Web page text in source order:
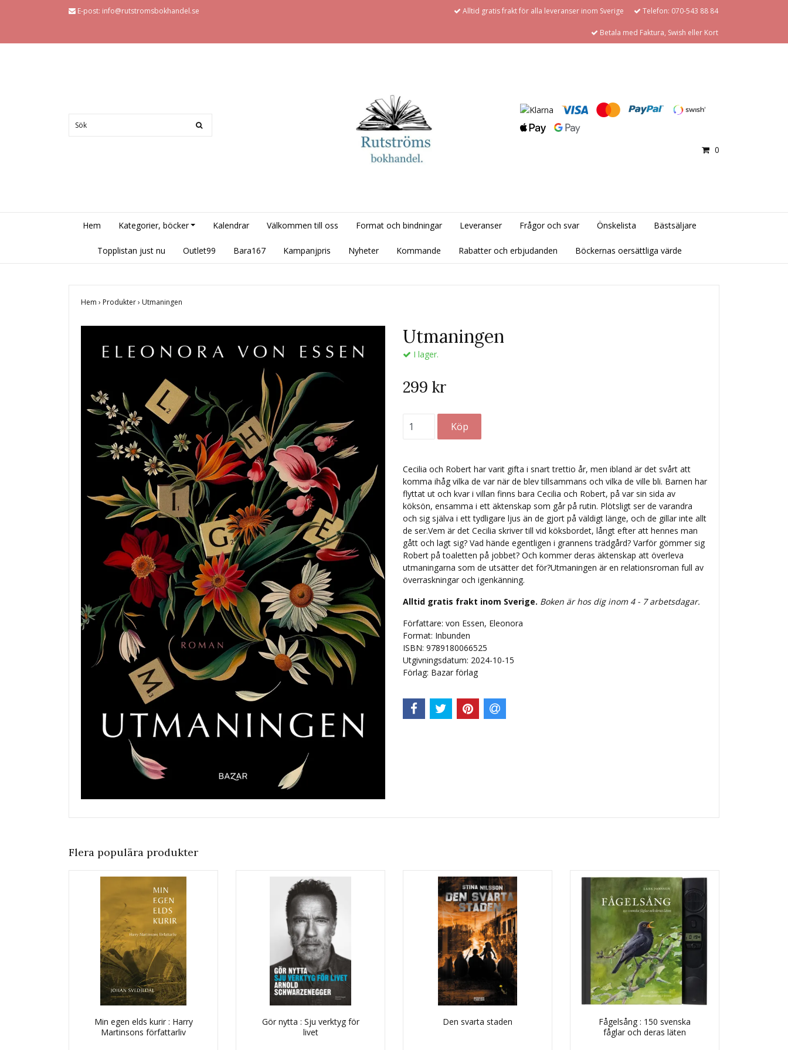
E-post: info@rutstromsbokhandel.se Alltid gratis frakt för alla leveranser inom Sverige Telefon: 070-543 88 84
Betala med Faktura, Swish eller Kort
0
Hem Kategorier, böcker Kalendrar Välkommen till oss Format och bindningar Leveranser Frågor och svar Önskelista Bästsäljare
Topplistan just nu Outlet99 Bara167 Kampanjpris Nyheter Kommande Rabatter och erbjudanden Böckernas oersättliga värde
Hem › Produkter› Utmaningen
Utmaningen
I lager.
299 kr
Cecilia och Robert har varit gifta i snart trettio år, men ibland är det svårt att
komma ihåg vilka de var när de blev tillsammans och vilka de ville bli. Barnen har
flyttat ut och kvar i villan finns bara Cecilia och Robert, på var sin sida av
köksön, ensamma i ett äktenskap som går på rutin. Plötsligt ser de varandra
och sig själva i ett tydligare ljus än de gjort på väldigt länge, och de gillar inte allt
de ser.Vem är det Cecilia skriver till vid köksbordet, långt efter att hennes man
gått och lagt sig? Vad hände egentligen i grannens trädgård? Varför gömmer sig
Robert på toaletten på jobbet? Och kommer deras äktenskap att överleva
utmaningarna som de utsätter det för?Utmaningen är en relationsroman full av
överraskningar och igenkänning.
Alltid gratis frakt inom Sverige. Boken är hos dig inom 4 - 7 arbetsdagar.
Författare: von Essen, Eleonora
Format: Inbunden
ISBN: 9789180066525
Utgivningsdatum: 2024-10-15
Förlag: Bazar förlag
Flera populära produkter
Min egen elds kurir : Harry
Martinsons författarliv
Gör nytta : Sju verktyg för
livet
Den svarta staden
Fågelsång : 150 svenska
fåglar och deras läten